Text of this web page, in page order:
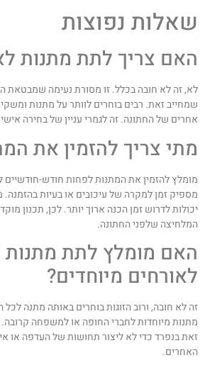
נפוצות
צריך לתת מתנות
זה לא חובה בכלל. זו מסורת נעימה שמבטאת
זאת. רבים בוחרים לוותר על מתנות
של החתונה. זה לגמרי עניין של בחירה אישית.
צריך להזמין את
להזמין את המתנות לפחות חודש-חודשיים
זמן למקרה של עיכובים או בעיות בהזמנה.
לדרוש זמן הכנה ארוך יותר. לכן, תכנון
שלפני החתונה.
מומלץ לתת מתנות
מיוחדים?
לא חובה, ורוב הזוגות בוחרים באותה מתנה לכל
מיוחדות לחברי החופה או למשפחה קרובה.
בנפרד כדי לא ליצור תחושות של העדפה או אי